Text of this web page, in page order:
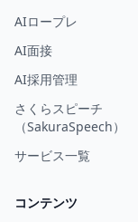
AIロープレ
AI面接
AI採用管理
さくらスピーチ
（SakuraSpeech）
サービス一覧
コンテンツ